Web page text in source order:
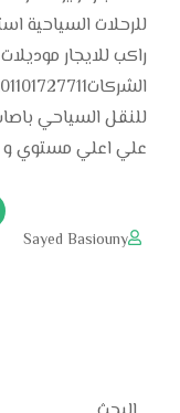
علي اعلي مستوي
Sayed Basiouny